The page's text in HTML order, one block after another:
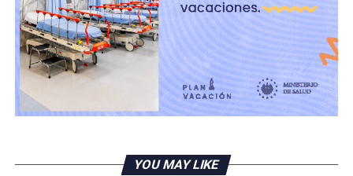
Según el comunicado, la estación policial había
solicitado refuerzos ante la presencia de pandilleros
armados, quienes «empezaron a disparar por la espala»
a los agentes llegados en motos y autopatrullas.
hospital.
YOU MAY LIKE